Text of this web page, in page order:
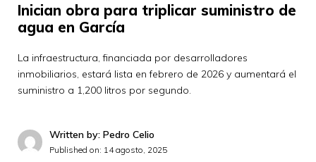
Inician obra para triplicar suministro de
agua en García
La infraestructura, financiada por desarrolladores
inmobiliarios, estará lista en febrero de 2026 y aumentará el
suministro a 1,200 litros por segundo.
Written by: Pedro Celio
Published on: 14 agosto, 2025